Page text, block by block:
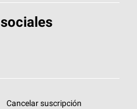
y color
de techos
encuentre un
Cancelar suscripción